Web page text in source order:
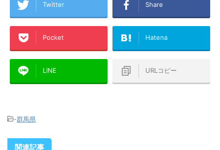
Twitter Share
Pocket Hatena
LINE URLコピー
-群馬県
関連記事